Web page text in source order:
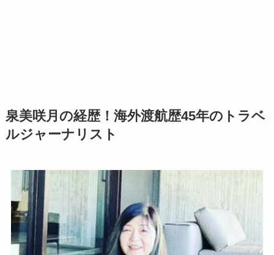
泉美咲月の経歴！海外渡航歴45年のトラベ
ルジャーナリスト